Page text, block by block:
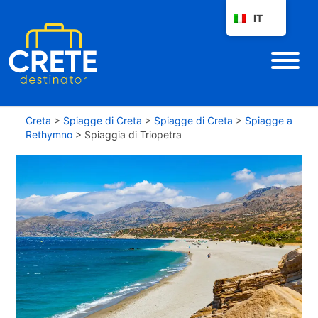
Creta > Spiagge di Creta > Spiagge di Creta > Spiagge a
Rethymno > Spiaggia di Triopetra
IT